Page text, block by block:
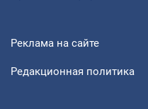
Реклама на сайте
Редакционная политика